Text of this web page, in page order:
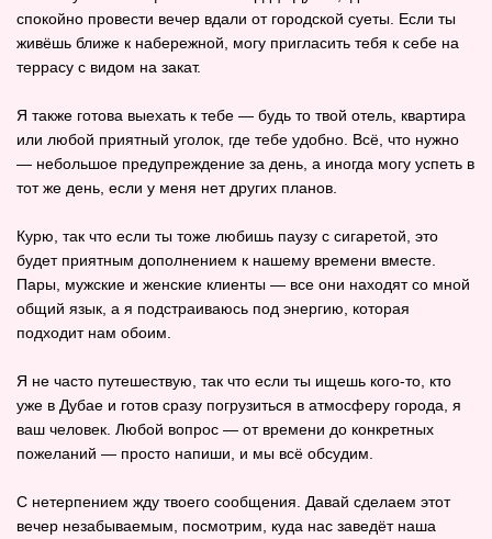
спокойно провести вечер вдали от городской суеты. Если ты
живёшь ближе к набережной, могу пригласить тебя к себе на
террасу с видом на закат.
Я также готова выехать к тебе — будь то твой отель, квартира
или любой приятный уголок, где тебе удобно. Всё, что нужно
— небольшое предупреждение за день, а иногда могу успеть в
тот же день, если у меня нет других планов.
Курю, так что если ты тоже любишь паузу с сигаретой, это
будет приятным дополнением к нашему времени вместе.
Пары, мужские и женские клиенты — все они находят со мной
общий язык, а я подстраиваюсь под энергию, которая
подходит нам обоим.
Я не часто путешествую, так что если ты ищешь кого‑то, кто
уже в Дубае и готов сразу погрузиться в атмосферу города, я
ваш человек. Любой вопрос — от времени до конкретных
пожеланий — просто напиши, и мы всё обсудим.
С нетерпением жду твоего сообщения. Давай сделаем этот
вечер незабываемым, посмотрим, куда нас заведёт наша